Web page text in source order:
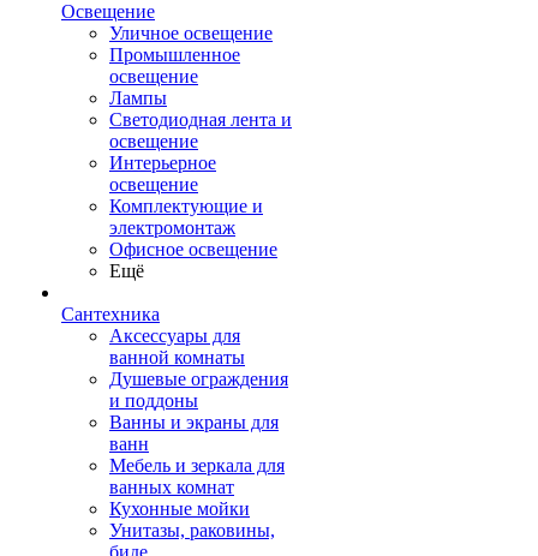
Освещение
Уличное освещение
Промышленное
освещение
Лампы
Светодиодная лента и
освещение
Интерьерное
освещение
Комплектующие и
электромонтаж
Офисное освещение
Ещё
Сантехника
Аксессуары для
ванной комнаты
Душевые ограждения
и поддоны
Ванны и экраны для
ванн
Мебель и зеркала для
ванных комнат
Кухонные мойки
Унитазы, раковины,
биде